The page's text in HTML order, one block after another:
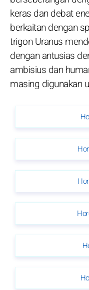
keras dan debat
berkaitan dengan
trigon Uranus
dengan antusias
ambisius dan
masing digunakan